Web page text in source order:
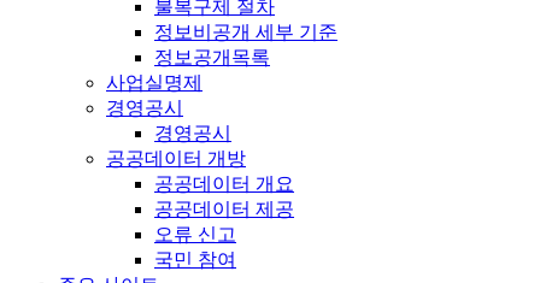
불복구제 절차
정보비공개 세부 기준
정보공개목록
사업실명제
경영공시
경영공시
공공데이터 개방
공공데이터 개요
공공데이터 제공
오류 신고
국민 참여